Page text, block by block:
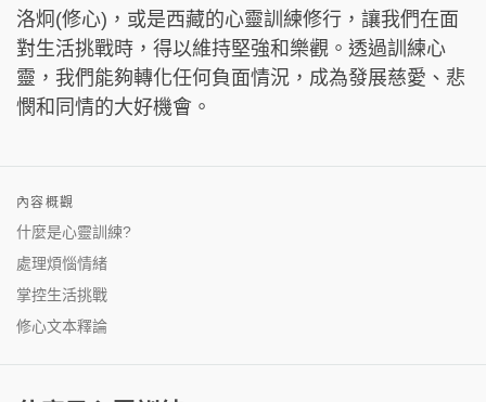
洛炯(修心)，或是西藏的心靈訓練修行，讓我們在面
對生活挑戰時，得以維持堅強和樂觀。透過訓練心
靈，我們能夠轉化任何負面情況，成為發展慈愛、悲
憫和同情的大好機會。
內容概觀
什麼是心靈訓練?
處理煩惱情緒
掌控生活挑戰
修心文本釋論